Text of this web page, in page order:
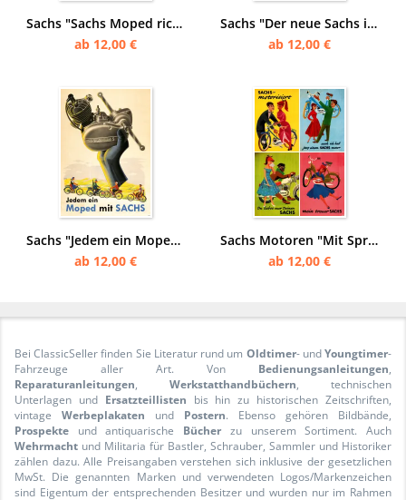
Sachs "Sachs Moped richtig im Verkehr" Poster Plakat
ab 12,00 €
Sachs "Der neue Sachs im Motor-Fahrrad" Motor 1950 Poster Plakat
ab 12,00 €
Sachs "Jedem ein Moped mit Sachs" Motor Poster Plakat
ab 12,00 €
Sachs Motoren "Mit Sprüchen" Moped Motorfahrrad Poster Plakat
ab 12,00 €
Bei ClassicSeller finden Sie Literatur rund um Oldtimer- undYoungtimer-
Fahrzeuge aller Art. Von Bedienungsanleitungen,
Reparaturanleitungen, Werkstatthandbüchern, technischen
Unterlagen und Ersatzteillisten bis hin zu historischen Zeitschriften,
vintage Werbeplakaten und Postern. Ebenso gehören Bildbände,
Prospekte und antiquarische Bücher zu unserem Sortiment. Auch
Wehrmacht und Militaria für Bastler, Schrauber, Sammler und Historiker
zählen dazu. Alle Preisangaben verstehen sich inklusive der gesetzlichen
MwSt. Die genannten Marken und verwendeten Logos/Markenzeichen
sind Eigentum der entsprechenden Besitzer und wurden nur im Rahmen